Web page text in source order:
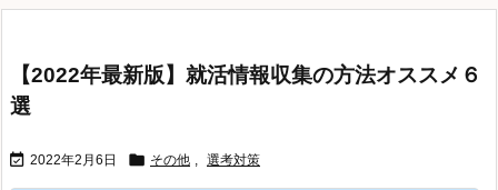
【2022年最新版】就活情報収集の方法オススメ６
選
 2022年2月6日  その他 , 選考対策